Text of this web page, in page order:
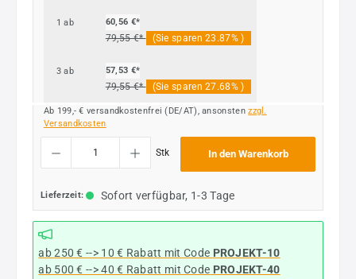
1 ab 60,56 €*
79,55 €* (Sie sparen 23.87% )
3 ab 57,53 €*
79,55 €* (Sie sparen 27.68% )
Ab 199,- € versandkostenfrei (DE/AT), ansonstenzzgl.
Versandkosten
Produkt Anzahl: Gib den gewünschten Wert ein oder benutze die Schaltflächen um
Stk In den Warenkorb
Lieferzeit: Sofort verfügbar, 1-3 Tage
ab 250 € --> 10 € Rabatt mit Code PROJEKT-10
ab 500 € --> 40 € Rabatt mit Code PROJEKT-40